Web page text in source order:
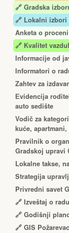
🔗 Gradska
🔗 Lokalni izbori
Anketa o
🔗 Kvalitet
Informacije od
Informatori o
Zahtev za
Еvidencija
auto sedište
Vodič za
kuće,
Pravilnik o
Gradskoj upravi
Lokalne takse,
Strategija
Privredni savet
🔗 Izveštaj o
🔗 Godišnji
🔗 GIS Požarevac